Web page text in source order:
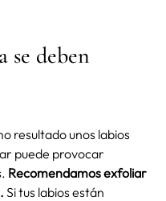
se deben
resultado unos labios
puede provocar
Recomendamos exfoliar
Si tus labios están